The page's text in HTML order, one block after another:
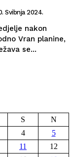
Svibnja 2024.
nakon
Vran planine,
se...
S
N
4
5
11
12